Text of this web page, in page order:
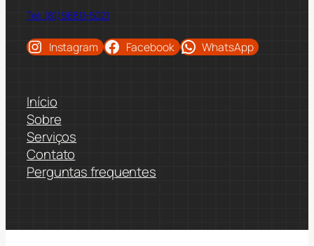
Tel: (81)98811-5021
Instagram Facebook WhatsApp
Início
Sobre
Serviços
Contato
Perguntas frequentes